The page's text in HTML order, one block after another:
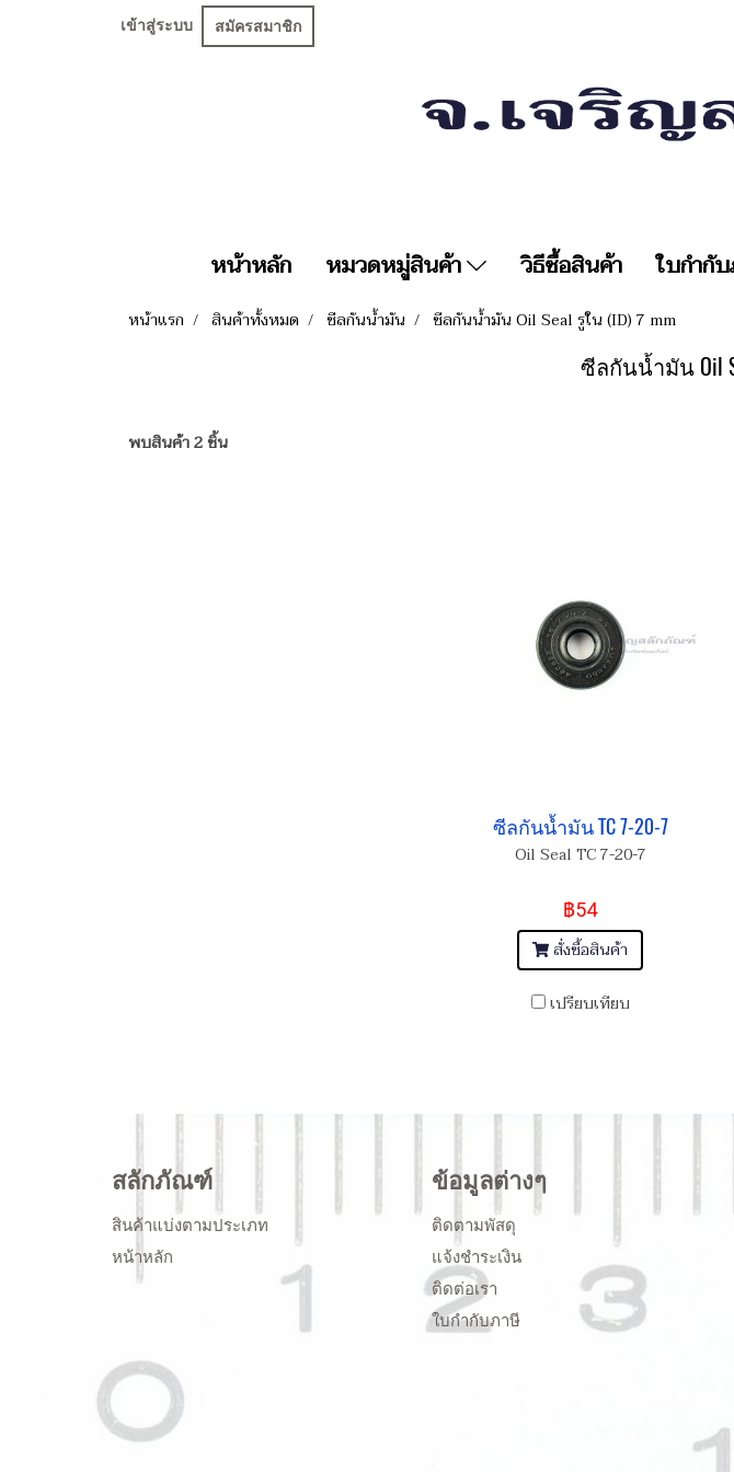
เข้าสู่ระบบ สมัครสมาชิก
หน้าหลัก หมวดหมู่สินค้า วิธีซื้อสินค้า ใบกำกั
หน้าแรก สินค้าทั้งหมด ซีลกันน้ำมัน ซีลกันน้ำมัน Oil Seal รูใน (ID) 7 mm
ซีลกันน้ำมัน Oil
พบสินค้า 2 ชิ้น
ซีลกันน้ำมัน TC 7-20-7
Oil Seal TC 7-20-7
฿54
สั่งซื้อสินค้า
เปรียบเทียบ
สลักภัณฑ์
สินค้าแบ่งตามประเภท
หน้าหลัก
ข้อมูลต่างๆ
ติดตามพัสดุ
แจ้งชำระเงิน
ติดต่อเรา
ใบกำกับภาษี